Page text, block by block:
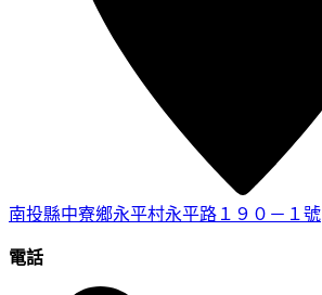
南投縣中寮鄉永平村永平路１９０－１號
電話